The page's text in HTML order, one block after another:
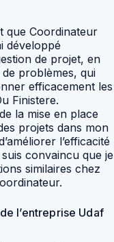
que Coordinateur
développé
de projet, en
problèmes, qui
efficacement les
Finistere.
la mise en place
projets dans mon
l’efficacité
convaincu que je
similaires chez
l’entreprise Udaf